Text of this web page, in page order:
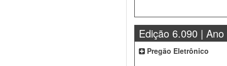
Edição 6.090 | Ano
Pregão Eletrônico